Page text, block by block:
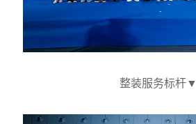
整装服务标杆▼